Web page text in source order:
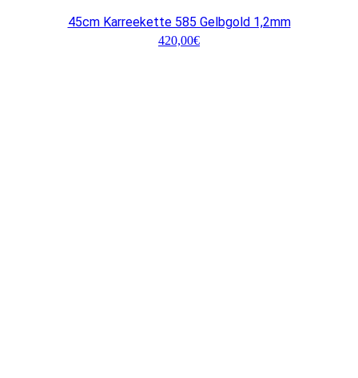
45cm Karreekette 585 Gelbgold 1,2mm
420,00€